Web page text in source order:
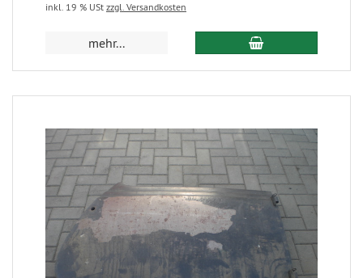
inkl. 19 % USt zzgl. Versandkosten
mehr...